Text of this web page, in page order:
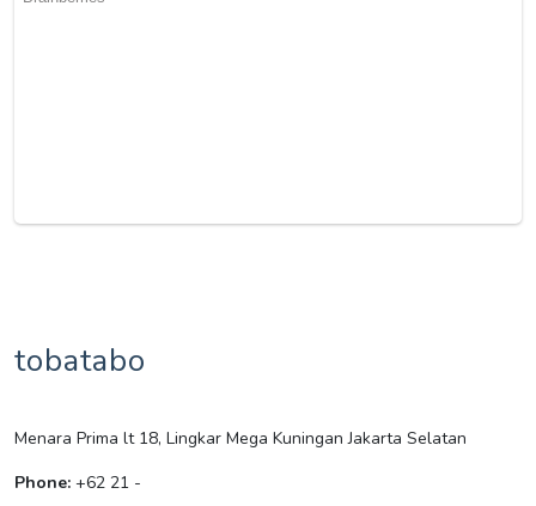
tobatabo
Menara Prima lt 18, Lingkar Mega Kuningan Jakarta Selatan
Phone: +62 21 -